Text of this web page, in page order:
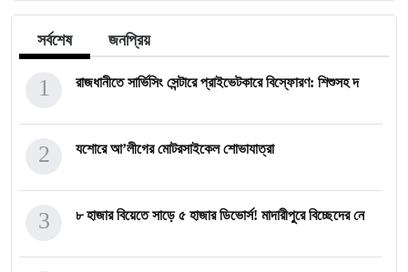
সর্বশেষ জনপ্রিয়
রাজধানীতে সার্ভিসিং সেন্টারে প্রাইভেটকারে বিস্ফোরণ: শিশুসহ দ
1
যশোরে আ’লীগের মোটরসাইকেল শোভাযাত্রা
2
৮ হাজার বিয়েতে সাড়ে ৫ হাজার ডিভোর্স! মাদারীপুরে বিচ্ছেদের নে
3